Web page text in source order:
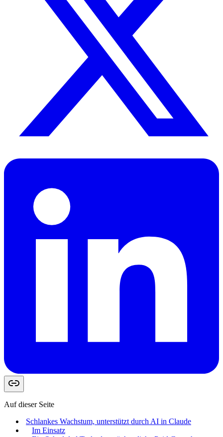
Auf dieser Seite
Schlankes Wachstum, unterstützt durch AI in Claude
Im Einsatz